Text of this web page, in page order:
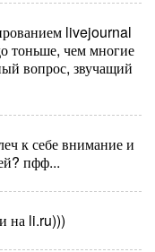
livejournal
тоньше, чем многие
вопрос, звучащий
к себе внимание и
пфф...
на li.ru)))